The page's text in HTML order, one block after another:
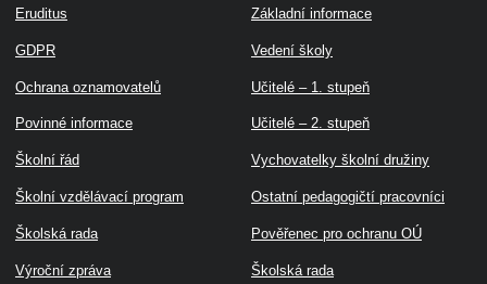
Eruditus
GDPR
Ochrana oznamovatelů
Povinné informace
Školní řád
Školní vzdělávací program
Školská rada
Výroční zpráva
Základní informace
Vedení školy
Učitelé – 1. stupeň
Učitelé – 2. stupeň
Vychovatelky školní družiny
Ostatní pedagogičtí pracovníci
Pověřenec pro ochranu OÚ
Školská rada